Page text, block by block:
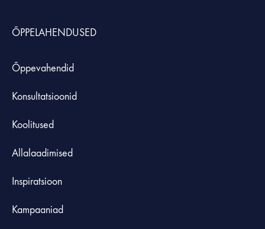
ÕPPELAHENDUSED
Õppevahendid
Konsultatsioonid
Koolitused
Allalaadimised
Inspiratsioon
Kampaaniad